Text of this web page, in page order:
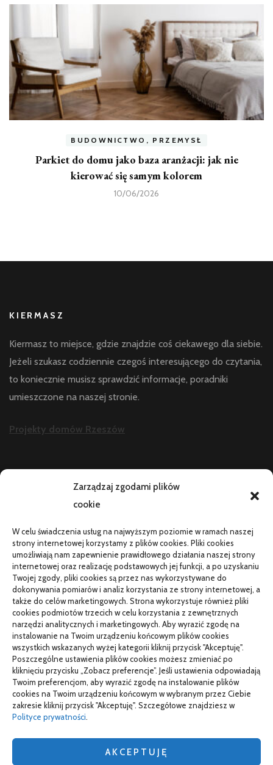
Zarządzaj zgodami plików
cookie
W celu świadczenia usług na najwyższym poziomie w ramach naszej
strony internetowej korzystamy z plików cookies. Pliki cookies
umożliwiają nam zapewnienie prawidłowego działania naszej strony
internetowej oraz realizację podstawowych jej funkcji, a po uzyskaniu
Twojej zgody, pliki cookies są przez nas wykorzystywane do
dokonywania pomiarów i analiz korzystania ze strony internetowej, a
także do celów marketingowych. Strona wykorzystuje również pliki
cookies podmiotów trzecich w celu korzystania z zewnętrznych
narzędzi analitycznych i marketingowych. Aby wyrazić zgodę na
instalowanie na Twoim urządzeniu końcowym plików cookies
wszystkich wskazanych wyżej kategorii kliknij przycisk "Akceptuję".
Poszczególne ustawienia plików cookies możesz zmieniać po
kliknięciu przycisku „Zobacz preferencje”. Jeśli ustawienia odpowiadają
Twoim preferencjom, aby wyrazić zgodę na instalowanie plików
cookies na Twoim urządzeniu końcowym w wybranym przez Ciebie
zakresie kliknij przycisk "Akceptuję". Szczegółowe znajdziesz w
Polityce prywatności.
AKCEPTUJĘ
BUDOWNICTWO, PRZEMYSŁ
Parkiet do domu jako baza aranżacji: jak nie
kierować się samym kolorem
10/06/2026
KIERMASZ
Kiermasz to miejsce, gdzie znajdzie coś ciekawego dla siebie.
Jeżeli szukasz codziennie czegoś interesującego do czytania,
to koniecznie musisz sprawdzić informacje, poradniki
umieszczone na naszej stronie.
Projekty domów Rzeszów
Telefon zawiesza się i wyłącza pod obciążeniem:
PR od podstaw w małej firmie: nauka i wdrożenie
Termin do specjalisty za kilka miesięcy: co robić
Porządkowanie faktur kosztowych przed wdrożeniem KSeF
TO SIĘ CZYTA
Gorąca oraz poetyczna Hiszpania z kamperem – gdzie
pojechać na wczasy z bliskimi?
Czemu warto wybierać śruby z ocynkiem
Właściwe domy z drewna jak budować w solidny sposób
wizytówki nap